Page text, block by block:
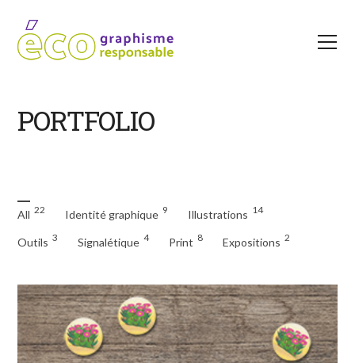
PORTFOLIO
All 22 Identité graphique 9 Illustrations 14
Outils 3 Signalétique 4 Print 8 Expositions 2